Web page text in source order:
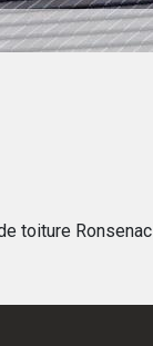
toiture Ronsenac